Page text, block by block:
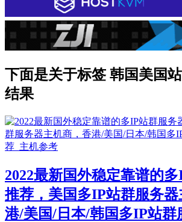
下面是关于标签 韩国美国
结果
2022最新国外稳定靠谱的
推荐，美国多IP站群服务
港/美国/日本/韩国多IP站群